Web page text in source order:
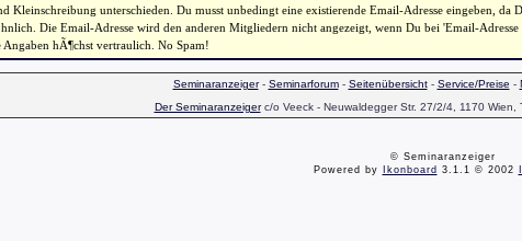
Kleinschreibung unterschieden. Du musst unbedingt eine existierende Email-Adresse eingeben,
Die Email-Adresse wird den anderen Mitgliedern nicht angezeigt, wenn Du bei 'Email-
hÃ¶chst vertraulich. No Spam!
Seminaranzeiger- Seminarforum- Seitenübersicht- Service/Preise -
Der Seminaranzeigerc/o Veeck - Neuwaldegger Str. 27/2/4, 1170
© Seminaranzeiger
Powered by
Ikonboard 3.1.1 © 2002